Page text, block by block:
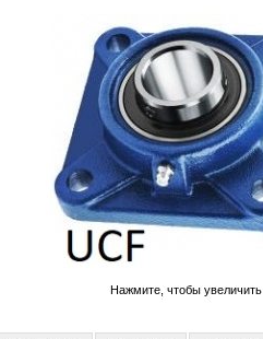
Нажмите, чтобы увеличить